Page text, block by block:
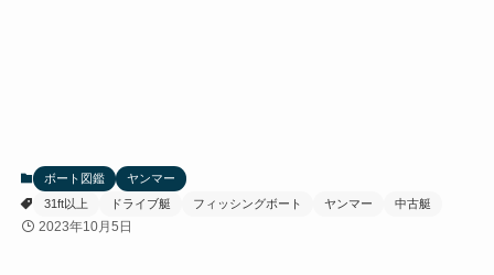
ボート図鑑
ヤンマー
31ft以上
ドライブ艇 フィッシングボート ヤンマー 中古艇
2023年10月5日